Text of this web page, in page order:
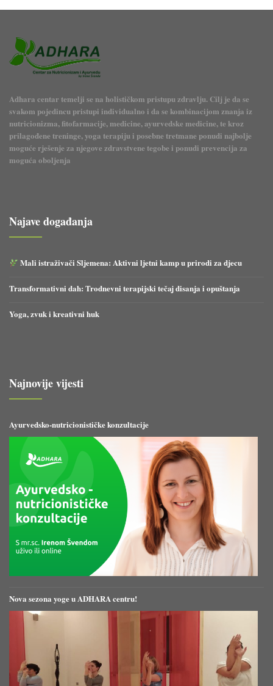
Adhara centar temelji se na holističkom pristupu zdravlju. Cilj je da se
svakom pojedincu pristupi individualno i da se kombinacijom znanja iz
nutricionizma, fitofarmacije, medicine, ayurvedske medicine, te kroz
prilagođene treninge, yoga terapiju i posebne tretmane ponudi najbolje
moguće rješenje za njegove zdravstvene tegobe i ponudi prevencija za
moguća oboljenja
Najave događanja
Mali istraživači Sljemena: Aktivni ljetni kamp u prirodi za djecu
Transformativni dah: Trodnevni terapijski tečaj disanja i opuštanja
Yoga, zvuk i kreativni huk
Najnovije vijesti
Ayurvedsko-nutricionističke konzultacije
Nova sezona yoge u ADHARA centru!